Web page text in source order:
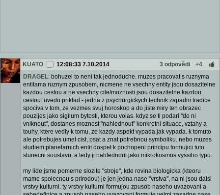
KUATO 12:08:33 7.10.2014 3 odpovědi
+4
DRAGEL: bohuzel to neni tak jednoduche. muzes pracovat s ruznyma
entitama ruznym zpusobem, nicmene ne vsechny entity jsou dosazitelne
kazdou cestou a ne vsechny cile/moznosti jsou dosazitelne kazdou
cestou. uvedu priklad - jedna z psychurgickych technik zapadni tradice
spociva v tom, ze vezmes svuj horoskop a do jiste miry ten obrazec
pouzijes jako sigilum bytosti, kterou volas. kdyz se ti podari "do ni
vniknout", dostanes moznost "nahlednout" konkretni situace, vztahy a
touhy, ktere vedly k tomu, ze kazdy aspekt vypada jak vypada. k tomuto
ale potrebujes umet cist, psat a znat potrebnou symboliku. nebo muzes
studiem planetarnich entit dospet k pochopeni principu formujici tuto
slunecni soustavu, a tedy ji nahlednout jako mikrokosmos vyssiho typu..
my lide jsme pomerne slozite "stroje", kde rovina biologicka (kteoru
mame spolecnou s prirodou) je jen jedna nase "vrstva", na ni jsou dalsi
vrstvy kulturni. ty vrstvy kulturni formujou zpusob naseho uvazovani a